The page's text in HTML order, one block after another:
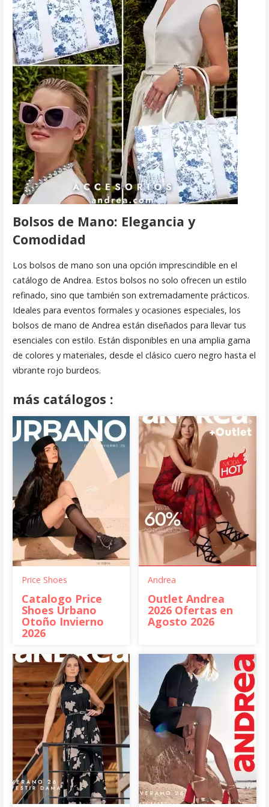
Bolsos de Mano: Elegancia y
Comodidad
Los bolsos de mano son una opción imprescindible en el
catálogo de Andrea. Estos bolsos no solo ofrecen un estilo
refinado, sino que también son extremadamente prácticos.
Ideales para eventos formales y ocasiones especiales, los
bolsos de mano de Andrea están diseñados para llevar tus
esenciales con estilo. Están disponibles en una amplia gama
de colores y materiales, desde el clásico cuero negro hasta el
vibrante rojo burdeos.
más catálogos :
Price Shoes
Catalogo Price
Shoes Urbano
Otoño Invierno
2026
Andrea
Outlet Andrea
2026 Ofertas en
Agosto 2026